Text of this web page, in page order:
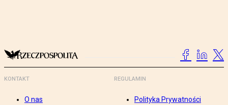
KONTAKT
O nas
REGULAMIN
Polityka Prywatności